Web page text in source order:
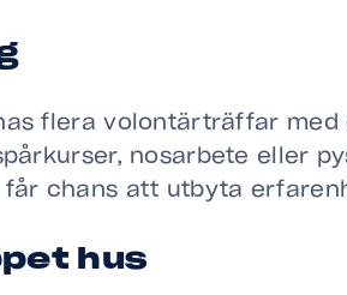
flera volontärträffar med
nosarbete eller
chans att utbyta
hus